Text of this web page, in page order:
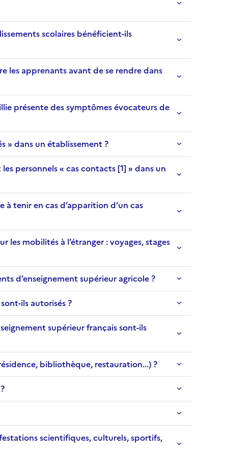
scolaires bénéficient-ils
les apprenants avant de se rendre dans
présente des symptômes évocateurs de
» dans un établissement ?
les personnels « cas contacts [1] » dans un
à tenir en cas d’apparition d’un cas
les mobilités à l’étranger : voyages, stages
d’enseignement supérieur agricole ?
ils autorisés ?
supérieur français sont-ils
bibliothèque, restauration...) ?
scientifiques, culturels, sportifs,